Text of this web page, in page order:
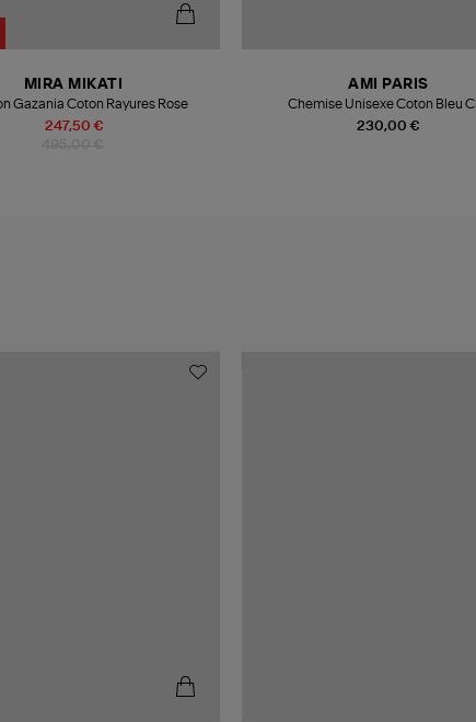
247,50 €
MIRA MIKATI
Gazania Coton Rayures Rose
230,00 €
AMI PARIS
Chemise Unisexe Coton Bleu